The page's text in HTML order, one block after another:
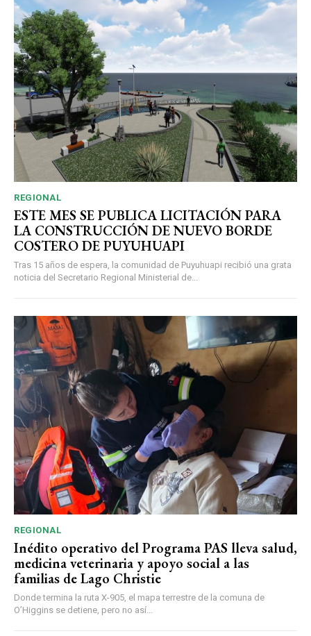
REGIONAL
ESTE MES SE PUBLICA LICITACIÓN PARA
LA CONSTRUCCIÓN DE NUEVO BORDE
COSTERO DE PUYUHUAPI
Tras 15 años de espera, la comunidad de Puyuhuapi recibió una grata
noticia del Secretario Regional Ministerial de...
REGIONAL
Inédito operativo del Programa PAS lleva salud,
medicina veterinaria y apoyo social a las
familias de Lago Christie
Donde termina la ruta X-905, el mapa terrestre de la comuna de
O’Higgins se detiene, pero no así...